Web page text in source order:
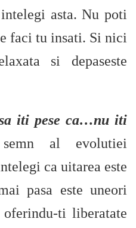
asta. Nu poti
faci tu insati. Si nici
si depaseste
iti pese ca…nu iti
al evolutiei
ca uitarea este
pasa este uneori
oferindu-ti liberatate